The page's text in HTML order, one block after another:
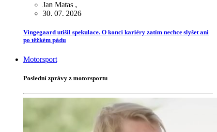
Jan Matas ,
30. 07. 2026
Vingegaard utišil spekulace. O konci kariéry zatím nechce slyšet ani
po těžkém pádu
Motorsport
Poslední zprávy z motorsportu